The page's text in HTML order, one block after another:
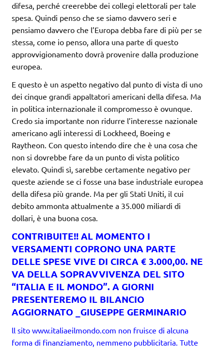
difesa, perché creerebbe dei collegi elettorali per tale
spesa. Quindi penso che se siamo davvero seri e
pensiamo davvero che l’Europa debba fare di più per se
stessa, come io penso, allora una parte di questo
approvvigionamento dovrà provenire dalla produzione
europea.
E questo è un aspetto negativo dal punto di vista di uno
dei cinque grandi appaltatori americani della difesa. Ma
in politica internazionale il compromesso è ovunque.
Credo sia importante non ridurre l’interesse nazionale
americano agli interessi di Lockheed, Boeing e
Raytheon. Con questo intendo dire che è una cosa che
non si dovrebbe fare da un punto di vista politico
elevato. Quindi sì, sarebbe certamente negativo per
queste aziende se ci fosse una base industriale europea
della difesa più grande. Ma per gli Stati Uniti, il cui
debito ammonta attualmente a 35.000 miliardi di
dollari, è una buona cosa.
CONTRIBUITE!! AL MOMENTO I
VERSAMENTI COPRONO UNA PARTE
DELLE SPESE VIVE DI CIRCA € 3.000,00. NE
VA DELLA SOPRAVVIVENZA DEL SITO
“ITALIA E IL MONDO”. A GIORNI
PRESENTEREMO IL BILANCIO
AGGIORNATO _GIUSEPPE GERMINARIO
ll sito www.italiaeilmondo.com non fruisce di alcuna
forma di finanziamento, nemmeno pubblicitaria. Tutte